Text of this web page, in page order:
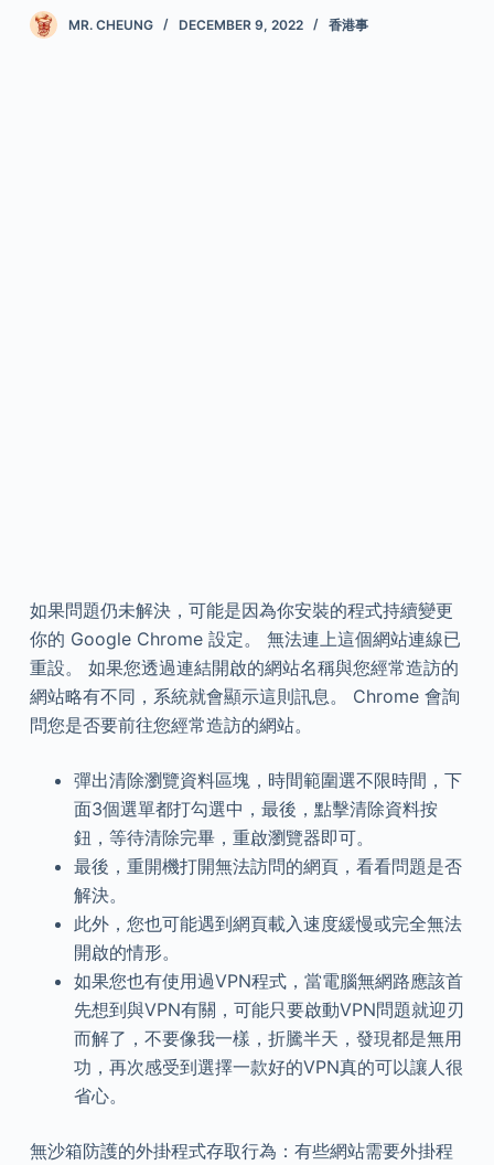
MR. CHEUNG DECEMBER 9, 2022 香港事
如果問題仍未解決，可能是因為你安裝的程式持續變更
你的 Google Chrome 設定。 無法連上這個網站連線已
重設。 如果您透過連結開啟的網站名稱與您經常造訪的
網站略有不同，系統就會顯示這則訊息。 Chrome 會詢
問您是否要前往您經常造訪的網站。
彈出清除瀏覽資料區塊，時間範圍選不限時間，下
面3個選單都打勾選中，最後，點擊清除資料按
鈕，等待清除完畢，重啟瀏覽器即可。
最後，重開機打開無法訪問的網頁，看看問題是否
解決。
此外，您也可能遇到網頁載入速度緩慢或完全無法
開啟的情形。
如果您也有使用過VPN程式，當電腦無網路應該首
先想到與VPN有關，可能只要啟動VPN問題就迎刃
而解了，不要像我一樣，折騰半天，發現都是無用
功，再次感受到選擇一款好的VPN真的可以讓人很
省心。
無沙箱防護的外掛程式存取行為：有些網站需要外掛程